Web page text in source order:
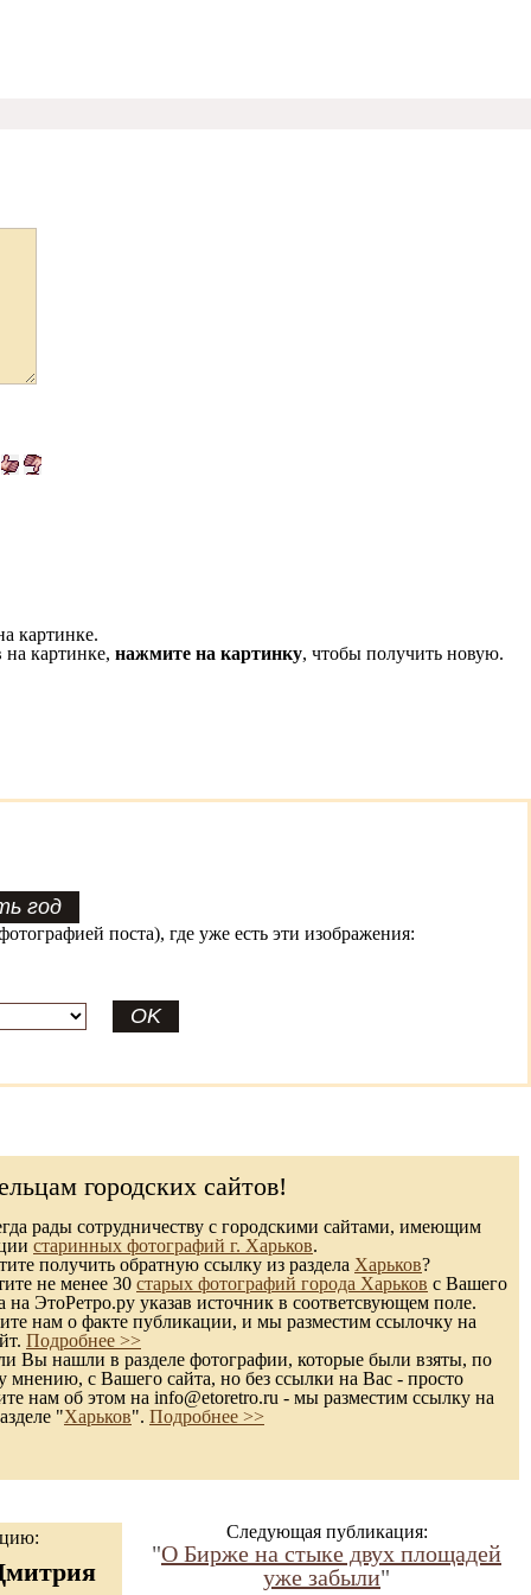
картинке.
картинке, нажмите на картинку, чтобы получить новую.
поста), где уже есть эти изображения:
городских сайтов!
рады сотрудничеству с городскими сайтами, имеющим
старинных фотографий г. Харьков.
получить обратную ссылку из раздела Харьков?
не менее 30 старых фотографий города Харьков с Вашего
на ЭтоРетро.ру указав источник в соответсвующем поле.
нам о факте публикации, и мы разместим ссылочку на
Подробнее >>
Вы нашли в разделе фотографии, которые были взяты, по
мнению, с Вашего сайта, но без ссылки на Вас - просто
нам об этом на info@etoretro.ru - мы разместим ссылку на
"Харьков". Подробнее >>
Следующая публикация:
"О Бирже на стыке двух площадей
уже забыли"